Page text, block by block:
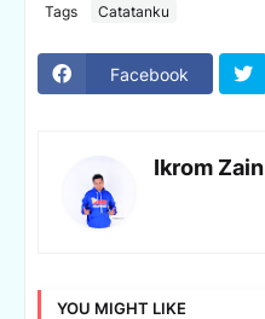
Tags Catatanku
Facebook
Ikrom Zain
YOU MIGHT LIKE